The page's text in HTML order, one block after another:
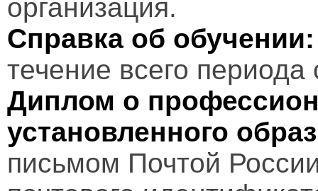
организация.
Справка об обучении:
течение всего периода
Диплом о
установленного
письмом Почтой